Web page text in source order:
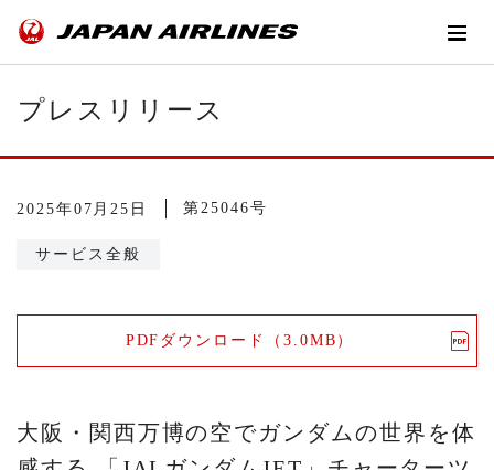
プレスリリース
2025年07月25日 第25046号
サービス全般
PDFダウンロード（3.0MB）
大阪・関西万博の空でガンダムの世界を体